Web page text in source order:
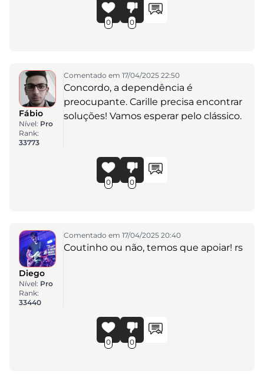
0 0
Fábio
Nível: Pro
Rank:
33773
Comentado em 17/04/2025 22:50
Concordo, a dependência é
preocupante. Carille precisa encontrar
soluções! Vamos esperar pelo clássico.
0 0
Diego
Nível: Pro
Rank:
33440
Comentado em 17/04/2025 20:40
Coutinho ou não, temos que apoiar! rs
0 0